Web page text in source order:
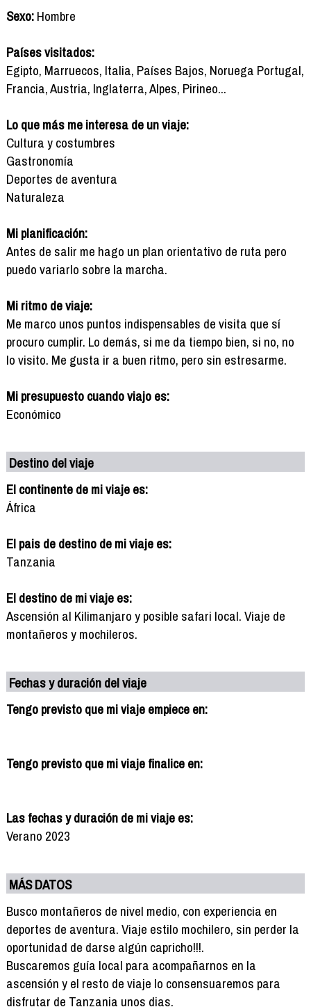
Sexo:Hombre
Países visitados:
Egipto, Marruecos, Italia, Países Bajos, Noruega Portugal,
Francia, Austria, Inglaterra, Alpes, Pirineo...
Lo que más me interesa de un viaje:
Cultura y costumbres
Gastronomía
Deportes de aventura
Naturaleza
Mi planificación:
Antes de salir me hago un plan orientativo de ruta pero
puedo variarlo sobre la marcha.
Mi ritmo de viaje:
Me marco unos puntos indispensables de visita que sí
procuro cumplir. Lo demás, si me da tiempo bien, si no, no
lo visito. Me gusta ir a buen ritmo, pero sin estresarme.
Mi presupuesto cuando viajo es:
Económico
Destino del viaje
El continente de mi viaje es:
África
El pais de destino de mi viaje es:
Tanzania
El destino de mi viaje es:
Ascensión al Kilimanjaro y posible safari local. Viaje de
montañeros y mochileros.
Fechas y duración del viaje
Tengo previsto que mi viaje empiece en:
Tengo previsto que mi viaje finalice en:
Las fechas y duración de mi viaje es:
Verano 2023
MÁS DATOS
Busco montañeros de nivel medio, con experiencia en
deportes de aventura. Viaje estilo mochilero, sin perder la
oportunidad de darse algún capricho!!!.
Buscaremos guía local para acompañarnos en la
ascensión y el resto de viaje lo consensuaremos para
disfrutar de Tanzania unos dias.